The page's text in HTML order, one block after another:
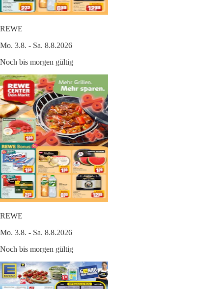
REWE
Mo. 3.8. - Sa. 8.8.2026
Noch bis morgen gültig
REWE
Mo. 3.8. - Sa. 8.8.2026
Noch bis morgen gültig